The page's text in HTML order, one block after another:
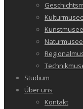
Studium
Über uns
Kontakt